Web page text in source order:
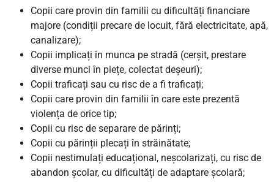
Copii care provin din familii cu dificultăți financiare
majore (condiții precare de locuit, fără electricitate, apă,
canalizare);
Copii implicați în munca pe stradă (cerșit, prestare
diverse munci în piețe, colectat deșeuri);
Copii traficați sau cu risc de a fi traficați;
Copii care provin din familii în care este prezentă
violența de orice tip;
Copii cu risc de separare de părinți;
Copii cu părinții plecați în străinătate;
Copii nestimulați educațional, neșcolarizați, cu risc de
abandon școlar, cu dificultăți de adaptare școlară;